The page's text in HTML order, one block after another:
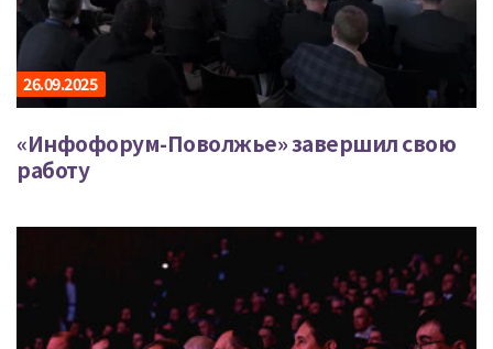
26.09.2025
«Инфофорум-Поволжье» завершил свою
работу